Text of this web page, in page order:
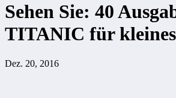
Sehen Sie: 40
TITANIC für
Dez. 20, 2016